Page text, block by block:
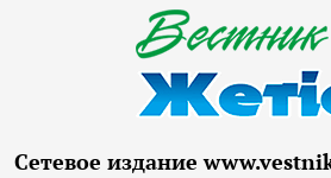
Сетевое издание